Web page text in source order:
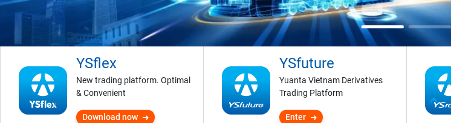
YSflex
New trading platform. Optimal
& Convenient
Download now
YSfuture
Yuanta Vietnam Derivatives
Trading Platform
Enter